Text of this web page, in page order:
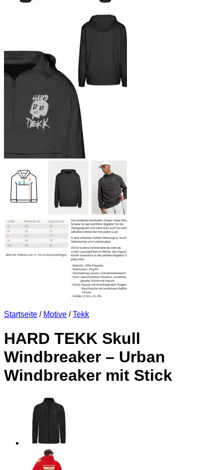
Startseite / Motive / Tekk
HARD TEKK Skull
Windbreaker – Urban
Windbreaker mit Stick